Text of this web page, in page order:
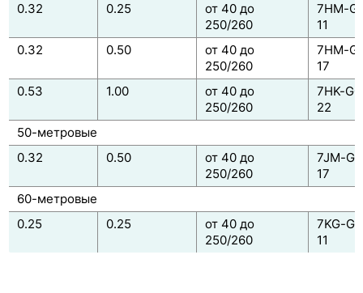
0.32
0.25
от 40 до
250/260
7HM-
11
0.32
0.50
от 40 до
250/260
7HM-
17
0.53
1.00
от 40 до
250/260
7HK-
22
50-метровые
0.32
0.50
от 40 до
250/260
7JM-
17
60-метровые
0.25
0.25
от 40 до
250/260
7KG-
11